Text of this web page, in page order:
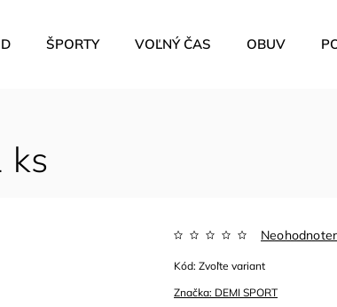
ŠPORTY VOĽNÝ ČAS OBUV
ks
Značka: DEMI SPORT
Kód: Zvoľte variant